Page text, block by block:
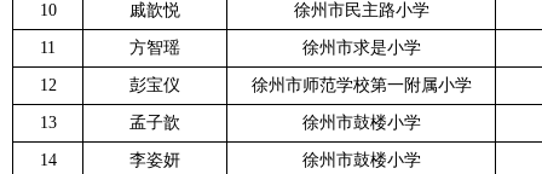
10 戚歆悦 徐州市民主路小学
11 方智瑶 徐州市求是小学
12 彭宝仪 徐州市师范学校第一附属小学
13 孟子歆 徐州市鼓楼小学
14 李姿妍 徐州市鼓楼小学